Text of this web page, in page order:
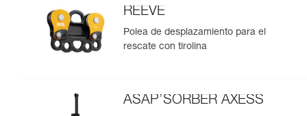
REEVE
Polea de desplazamiento para el
rescate con tirolina
ASAP’SORBER AXESS